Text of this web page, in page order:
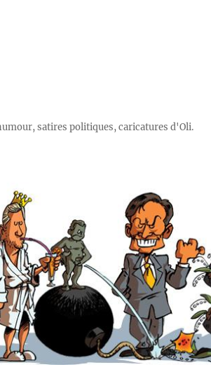
satires politiques, caricatures d'Oli.